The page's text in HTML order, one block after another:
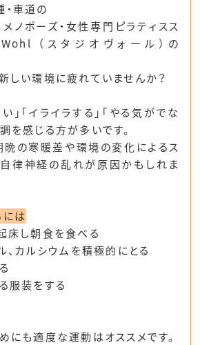
車道の
メノポーズ・女性専門ピラティスス
（スタジオヴォール）の
しい環境に疲れていませんか？
｣｢イライラする｣｢やる気がでな
を感じる方が多いです。
の寒暖差や環境の変化によるス
自律神経の乱れが原因かもしれま
は
床し朝食を食べる
、カルシウムを積極的にとる
服装をする
にも適度な運動はオススメです。